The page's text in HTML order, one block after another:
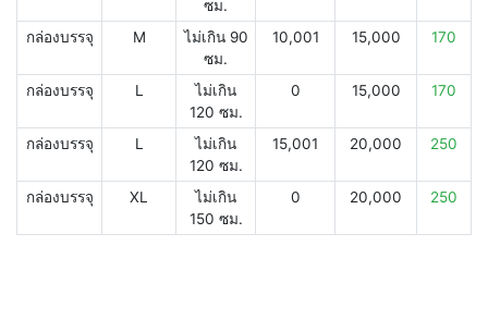
ซม.
กล่องบรรจุ M
ไม่เกิน 90
ซม.
10,001 15,000 170
กล่องบรรจุ L
ไม่เกิน
120 ซม.
0 15,000 170
กล่องบรรจุ L
ไม่เกิน
120 ซม.
15,001 20,000 250
กล่องบรรจุ XL
ไม่เกิน
150 ซม.
0 20,000 250